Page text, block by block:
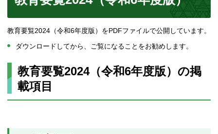
教育要覧2024（令和6年度版）をPDFファイルで公開しています。
ダウンロードしてから、ご覧になることをお勧めします。
教育要覧2024（令和6年度版）の掲
載項目